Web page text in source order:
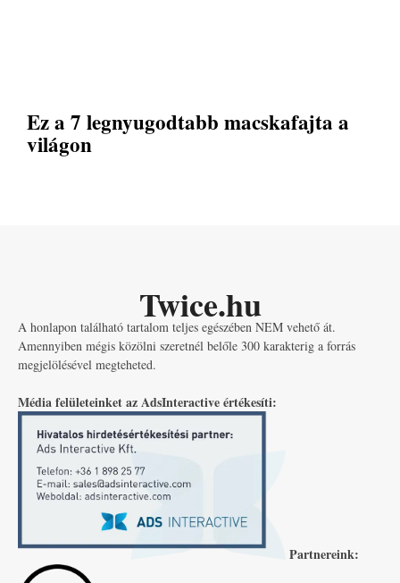
Ez a 7 legnyugodtabb macskafajta a
világon
Twice.hu
A honlapon található tartalom teljes egészében NEM vehető át.
Amennyiben mégis közölni szeretnél belőle 300 karakterig a forrás
megjelölésével megteheted.
Média felületeinket az AdsInteractive értékesíti:
Partnereink: